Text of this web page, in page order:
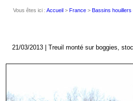
Vous êtes ici : Accueil > France > Bassins houillers
21/03/2013 | Treuil monté sur boggies,